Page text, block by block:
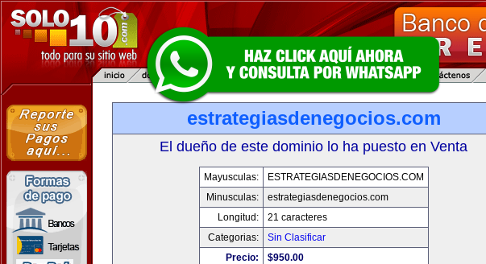
estrategiasdenegocios.com
El dueño de este dominio lo ha puesto en Venta
Mayusculas:
ESTRATEGIASDENEGOCIOS.COM
Minusculas:
estrategiasdenegocios.com
Longitud:
21 caracteres
Categorias:
Sin Clasificar
Precio:
$950.00